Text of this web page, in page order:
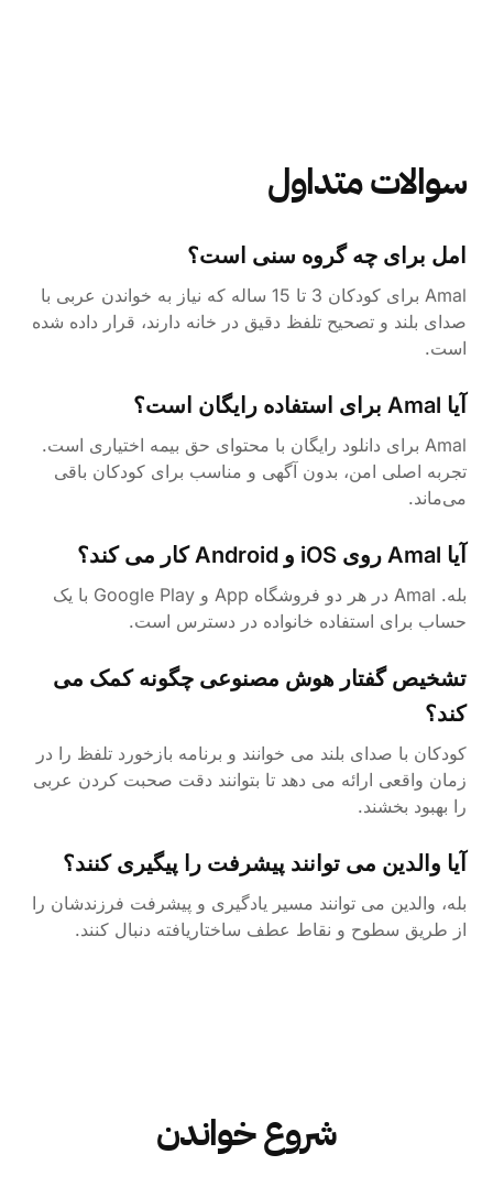
سوالات متداول
امل برای چه گروه سنی است؟
Amal برای کودکان 3 تا 15 ساله که نیاز به خواندن عربی با
صدای بلند و تصحیح تلفظ دقیق در خانه دارند، قرار داده شده
است.
آیا Amal برای استفاده رایگان است؟
Amal برای دانلود رایگان با محتوای حق بیمه اختیاری است.
تجربه اصلی امن، بدون آگهی و مناسب برای کودکان باقی
می‌ماند.
آیا Amal روی iOS و Android کار می کند؟
بله. Amal در هر دو فروشگاه App و Google Play با یک
حساب برای استفاده خانواده در دسترس است.
تشخیص گفتار هوش مصنوعی چگونه کمک می
کند؟
کودکان با صدای بلند می خوانند و برنامه بازخورد تلفظ را در
زمان واقعی ارائه می دهد تا بتوانند دقت صحبت کردن عربی
را بهبود بخشند.
آیا والدین می توانند پیشرفت را پیگیری کنند؟
بله، والدین می توانند مسیر یادگیری و پیشرفت فرزندشان را
از طریق سطوح و نقاط عطف ساختاریافته دنبال کنند.
شروع خواندن